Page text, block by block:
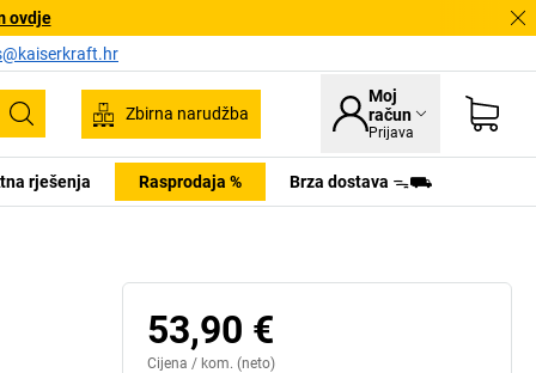
ovdje
Pretraživanje
Zbirna narudžba
Moj
račun
Prijava
rješenja Rasprodaja % Brza dostava ᯓ⛟
53,90 €
Cijena / kom. (neto)